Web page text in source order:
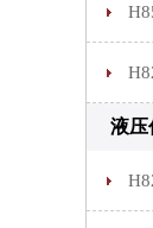
液压